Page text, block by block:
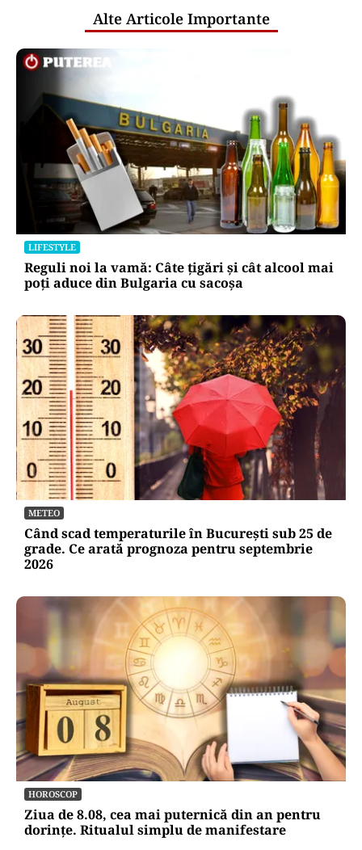
Alte Articole Importante
LIFESTYLE
Reguli noi la vamă: Câte țigări și cât alcool mai
poți aduce din Bulgaria cu sacoșa
METEO
Când scad temperaturile în București sub 25 de
grade. Ce arată prognoza pentru septembrie
2026
HOROSCOP
Ziua de 8.08, cea mai puternică din an pentru
dorințe. Ritualul simplu de manifestare